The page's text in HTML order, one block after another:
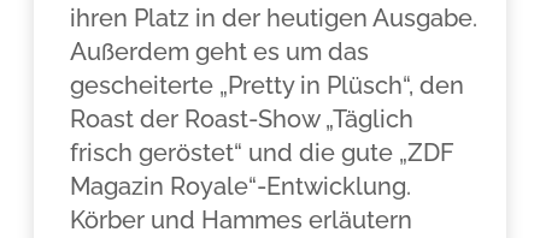
ihren Platz in der heutigen Ausgabe.
Außerdem geht es um das
gescheiterte „Pretty in Plüsch“, den
Roast der Roast-Show „Täglich
frisch geröstet“ und die gute „ZDF
Magazin Royale“-Entwicklung.
Körber und Hammes erläutern